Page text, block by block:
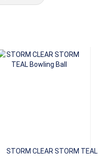
STORM CLEAR STORM TEAL